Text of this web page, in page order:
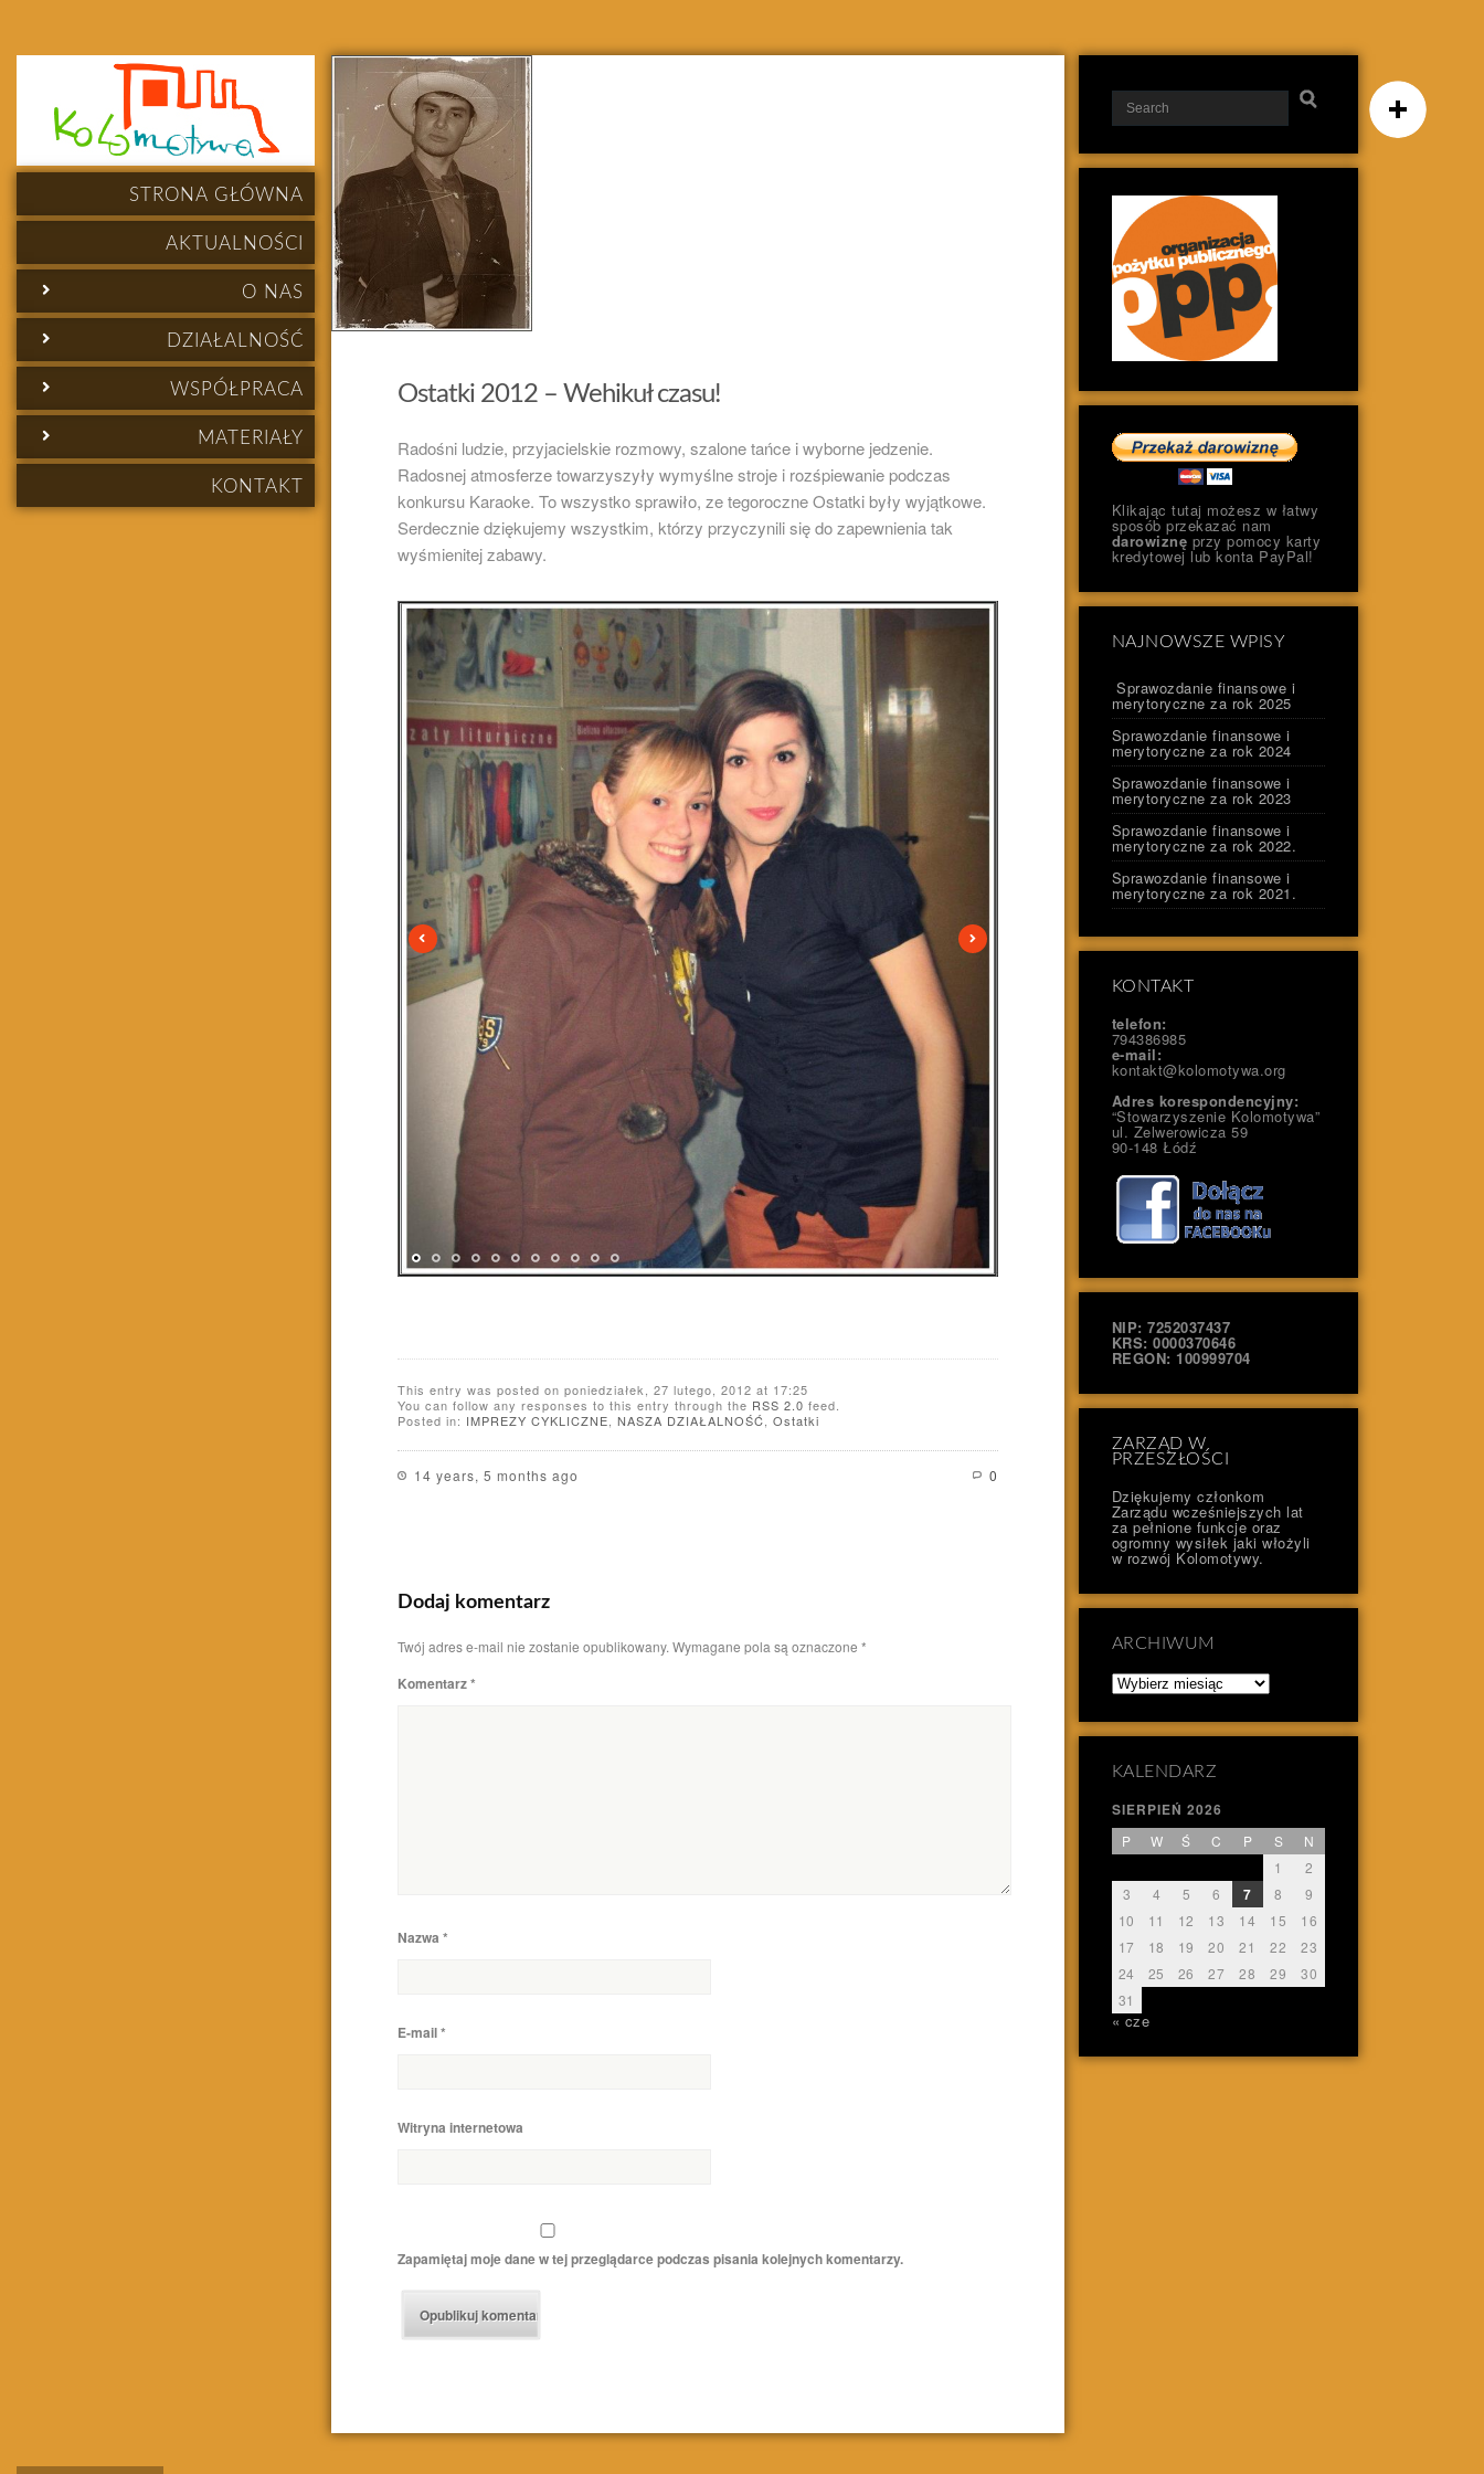
STRONA GŁÓWNA
AKTUALNOŚCI
O NAS
DZIAŁALNOŚĆ
WSPÓŁPRACA
MATERIAŁY
KONTAKT
Ostatki 2012 – Wehikuł czasu!
Radośni ludzie, przyjacielskie rozmowy, szalone tańce i wyborne jedzenie.
Radosnej atmosferze towarzyszyły wymyślne stroje i rozśpiewanie podczas
konkursu Karaoke. To wszystko sprawiło, ze tegoroczne Ostatki były wyjątkowe.
Serdecznie dziękujemy wszystkim, którzy przyczynili się do zapewnienia tak
wyśmienitej zabawy.
This entry was posted on poniedziałek, 27 lutego, 2012 at 17:25
You can follow any responses to this entry through the RSS 2.0 feed.
Posted in: IMPREZY CYKLICZNE NASZA DZIAŁALNOŚĆ Ostatki
14 years, 5 months ago 0
Dodaj komentarz
Twój adres e-mail nie zostanie opublikowany. Wymagane pola są oznaczone *
Komentarz*
Nazwa *
E-mail*
Witryna internetowa
Zapamiętaj moje dane w tej przeglądarce podczas pisania kolejnych komentarzy.
Klikając tutaj możesz w łatwy
sposób przekazać nam
darowiznę przy pomocy karty
kredytowej lub konta PayPal!
NAJNOWSZE WPISY
Sprawozdanie finansowe i
merytoryczne za rok 2025
Sprawozdanie finansowe i
merytoryczne za rok 2024
Sprawozdanie finansowe i
merytoryczne za rok 2023
Sprawozdanie finansowe i
merytoryczne za rok 2022.
Sprawozdanie finansowe i
merytoryczne za rok 2021.
KONTAKT
telefon:
794386985
e-mail:
kontakt@kolomotywa.org
Adres korespondencyjny:
“Stowarzyszenie Kolomotywa”
ul. Zelwerowicza 59
90-148 Łódź
NIP: 7252037437
KRS: 0000370646
REGON: 100999704
ZARZĄD W
PRZESZŁOŚCI
Dziękujemy członkom
Zarządu wcześniejszych lat
za pełnione funkcje oraz
ogromny wysiłek jaki włożyli
w rozwój Kolomotywy.
ARCHIWUM
Archiwum
KALENDARZ
SIERPIEŃ 2026
P W Ś C P S
N
1
2
3
4 5 6 7 8
9
10
11 12 13 14 15
16
17
18 19 20 21 22
23
24
25 26 27 28 29
30
31
« cze